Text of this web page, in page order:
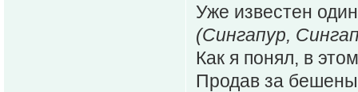
Уже известен
(Сингапур,
Как я понял, в
Продав за